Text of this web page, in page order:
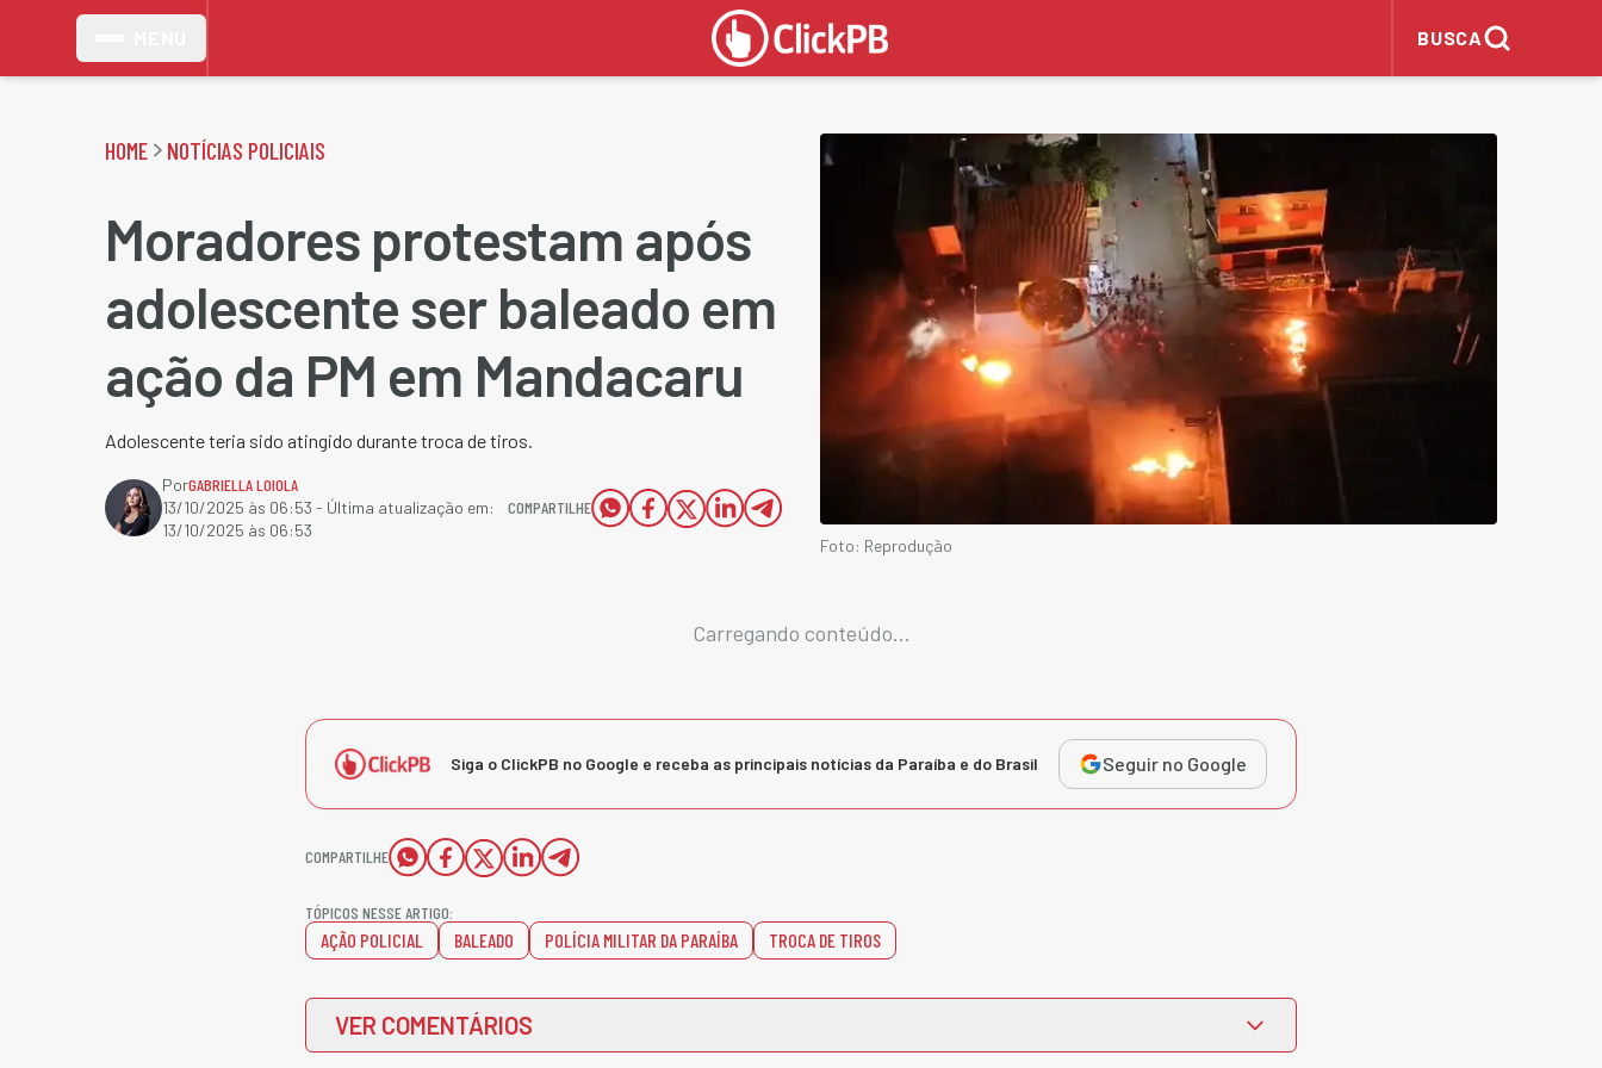
BUSCA
HOME NOTÍCIAS POLICIAIS
Moradores protestam após
adolescente ser baleado em
ação da PM em Mandacaru
Adolescente teria sido atingido durante troca de tiros.
PorGABRIELLA LOIOLA
13/10/2025 às 06:53 - Última atualização em:
13/10/2025 às 06:53
COMPARTILHE
Foto: Reprodução
Carregando conteúdo...
Siga o ClickPB no Google e receba as principais notícias da Paraíba e do Brasil Seguir no Google
COMPARTILHE
TÓPICOS NESSE ARTIGO:
AÇÃO POLICIAL BALEADO POLÍCIA MILITAR DA PARAÍBA TROCA DE TIROS
VER COMENTÁRIOS